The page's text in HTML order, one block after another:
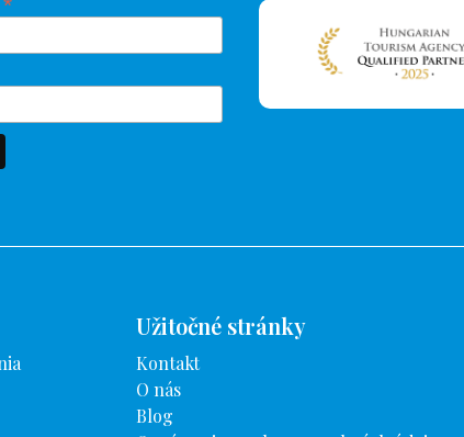
Užitočné stránky
Kontakt
O nás
Blog